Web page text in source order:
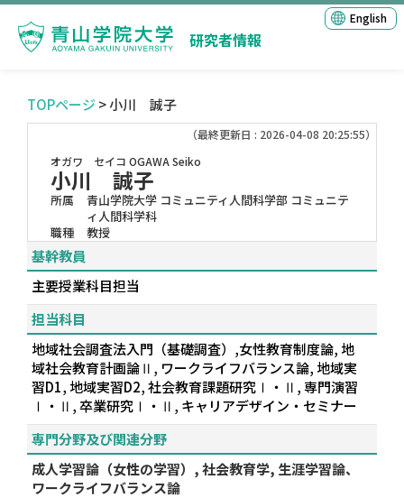
研究者情報
English
TOPページ > 小川 誠子
（最終更新日 : 2026-04-08 20:25:55）
オガワ セイコ OGAWA Seiko
小川 誠子
所属
青山学院大学 コミュニティ人間科学部 コミュニテ
ィ人間科学科
職種
教授
基幹教員
主要授業科目担当
担当科目
地域社会調査法入門（基礎調査）,女性教育制度論, 地
域社会教育計画論Ⅱ, ワークライフバランス論, 地域実
習D1, 地域実習D2, 社会教育課題研究Ⅰ・Ⅱ, 専門演習
Ⅰ・Ⅱ, 卒業研究Ⅰ・Ⅱ, キャリアデザイン・セミナー
専門分野及び関連分野
成人学習論（女性の学習）, 社会教育学, 生涯学習論、
ワークライフバランス論